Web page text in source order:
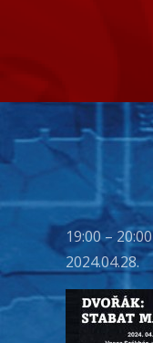
Dvorak:
Stabat
mater
19:00– 20:00
2024.04.28.